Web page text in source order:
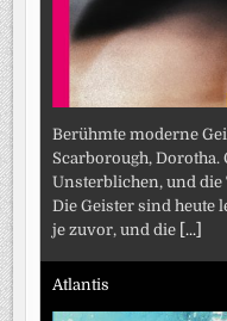
Berühmte moderne
Scarborough,
Unsterblichen, und
Die Geister sind heute
je zuvor, und die [...]
Atlantis